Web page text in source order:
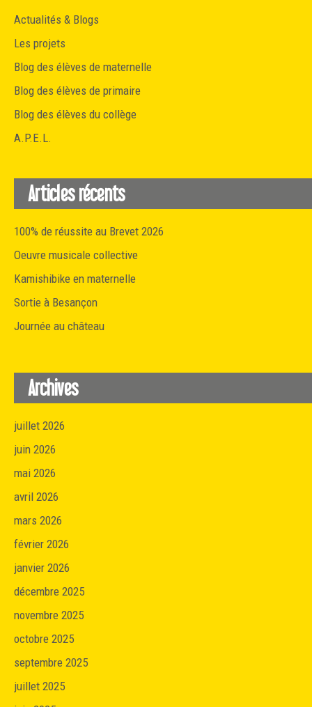
Actualités & Blogs
Les projets
Blog des élèves de maternelle
Blog des élèves de primaire
Blog des élèves du collège
A.P.E.L.
Articles récents
100% de réussite au Brevet 2026
Oeuvre musicale collective
Kamishibike en maternelle
Sortie à Besançon
Journée au château
Archives
juillet 2026
juin 2026
mai 2026
avril 2026
mars 2026
février 2026
janvier 2026
décembre 2025
novembre 2025
octobre 2025
septembre 2025
juillet 2025